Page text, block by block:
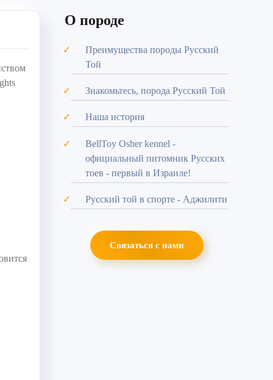
О породе
Преимущества породы Русский
Той
Знакомьтесь, порода Русский Той
Наша история
BellToy Osher kennel -
официальный питомник Русских
тоев - первый в Израиле!
Русский той в спорте - Аджилити
Связаться с нами